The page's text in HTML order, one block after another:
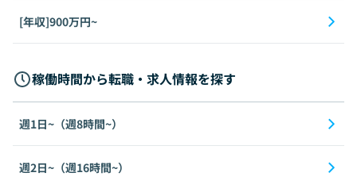
[年収]900万円~
稼働時間から転職・求人情報を探す
週1日~（週8時間~）
週2日~（週16時間~）